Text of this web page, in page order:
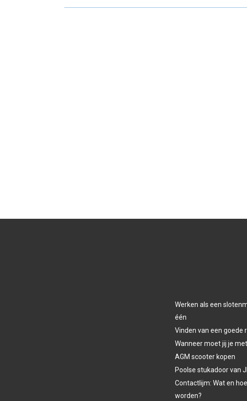
Werken als een
één
Vinden van een goede
Wanneer moet jij je
AGM scooter kopen
Poolse stukadoor van
Contactlijm: Wat en
worden?